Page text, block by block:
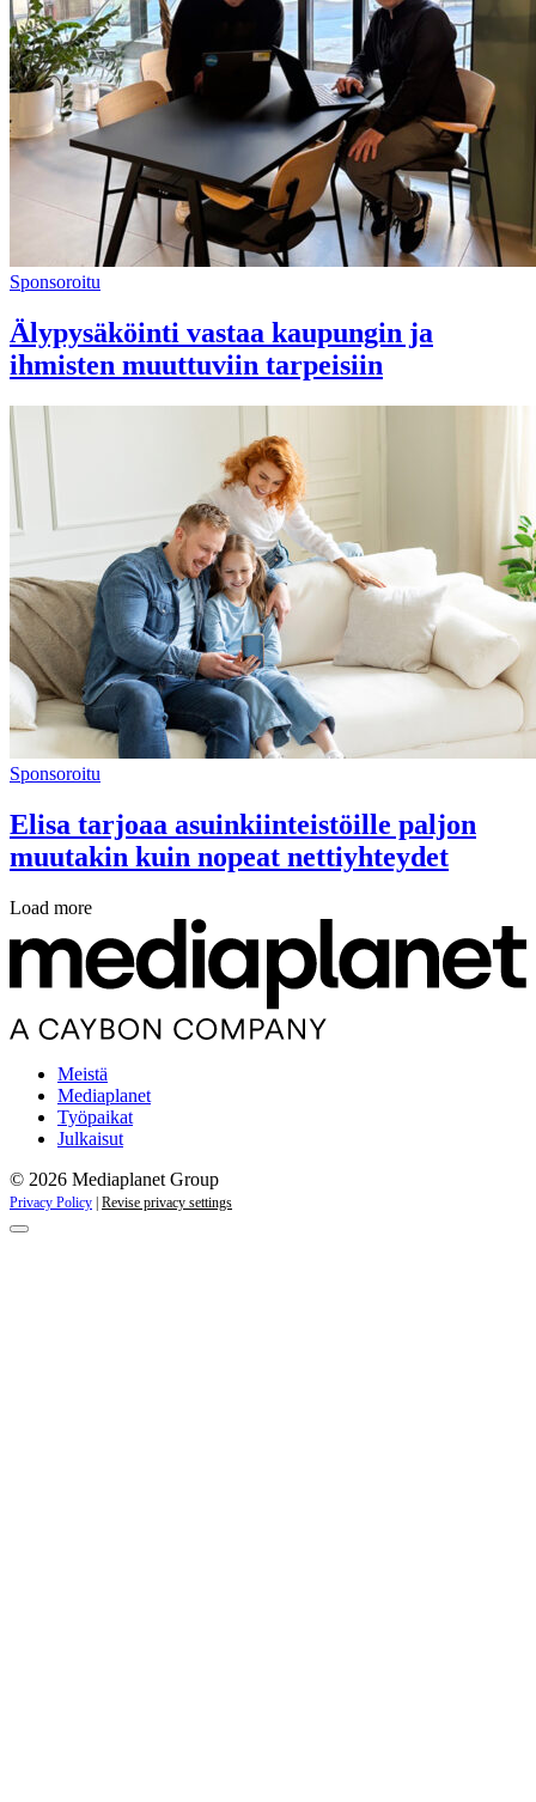
Sponsoroitu
Älypysäköinti vastaa kaupungin ja
ihmisten muuttuviin tarpeisiin
Sponsoroitu
Elisa tarjoaa asuinkiinteistöille paljon
muutakin kuin nopeat nettiyhteydet
Load more
Meistä
Mediaplanet
Työpaikat
Julkaisut
© 2026 Mediaplanet Group
Privacy Policy Revise privacy settings